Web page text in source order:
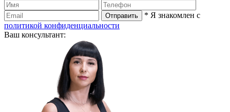
* Я знакомлен с
политикой конфиденциальности
Ваш консультант: